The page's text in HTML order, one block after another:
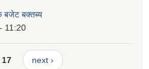
बजेट बक्तब्य
11:20
next ›